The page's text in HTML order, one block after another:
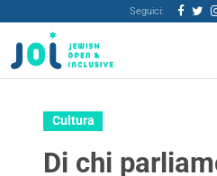
Seguici:
Cultura
Di chi